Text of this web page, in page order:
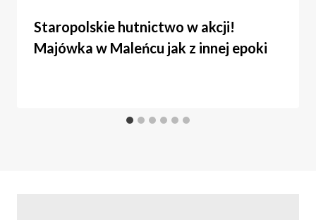
Staropolskie hutnictwo w akcji!
Majówka w Maleńcu jak z innej epoki